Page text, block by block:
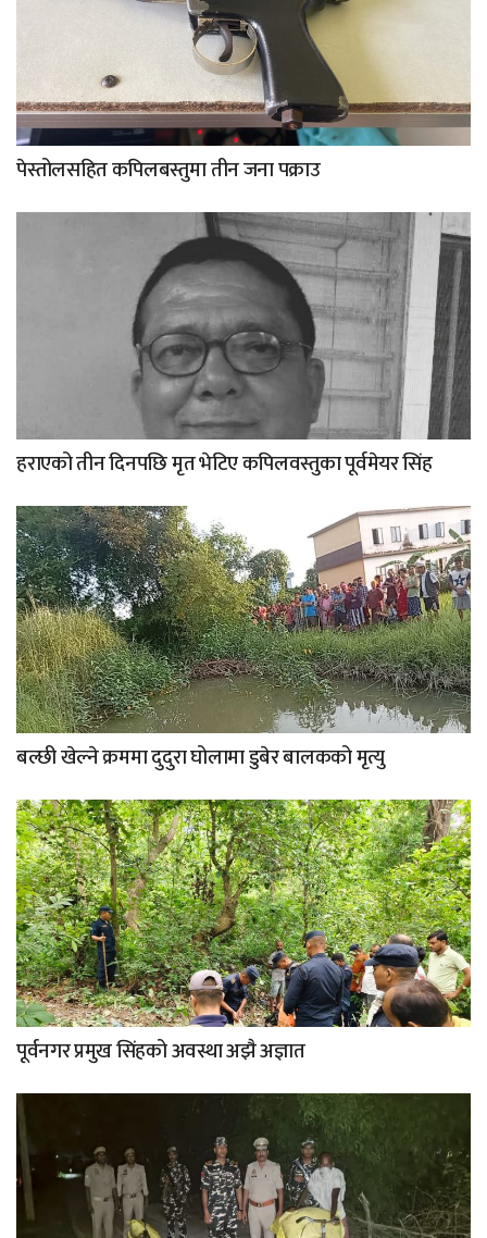
पेस्तोलसहित कपिलबस्तुमा तीन जना पक्राउ
हराएको तीन दिनपछि मृत भेटिए कपिलवस्तुका पूर्वमेयर सिंह
बल्छी खेल्ने क्रममा दुदुरा घोलामा डुबेर बालकको मृत्यु
पूर्वनगर प्रमुख सिंहको अवस्था अझै अज्ञात